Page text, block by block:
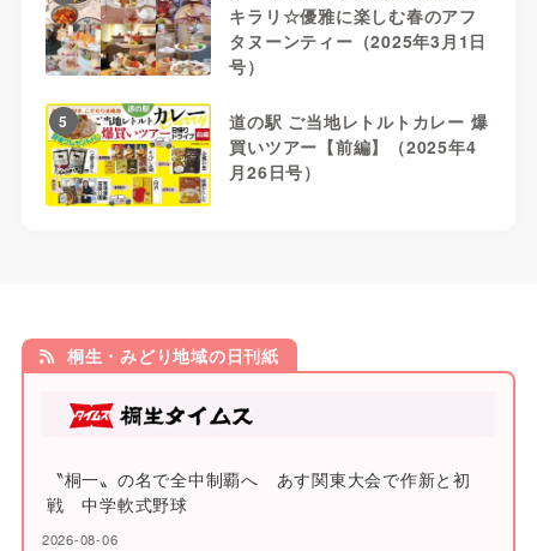
キラリ☆優雅に楽しむ春のアフ
タヌーンティー（2025年3月1日
号）
5
道の駅 ご当地レトルトカレー 爆
買いツアー【前編】（2025年4
月26日号）
桐生・みどり地域の日刊紙
〝桐一〟の名で全中制覇へ あす関東大会で作新と初
戦 中学軟式野球
2026-08-06